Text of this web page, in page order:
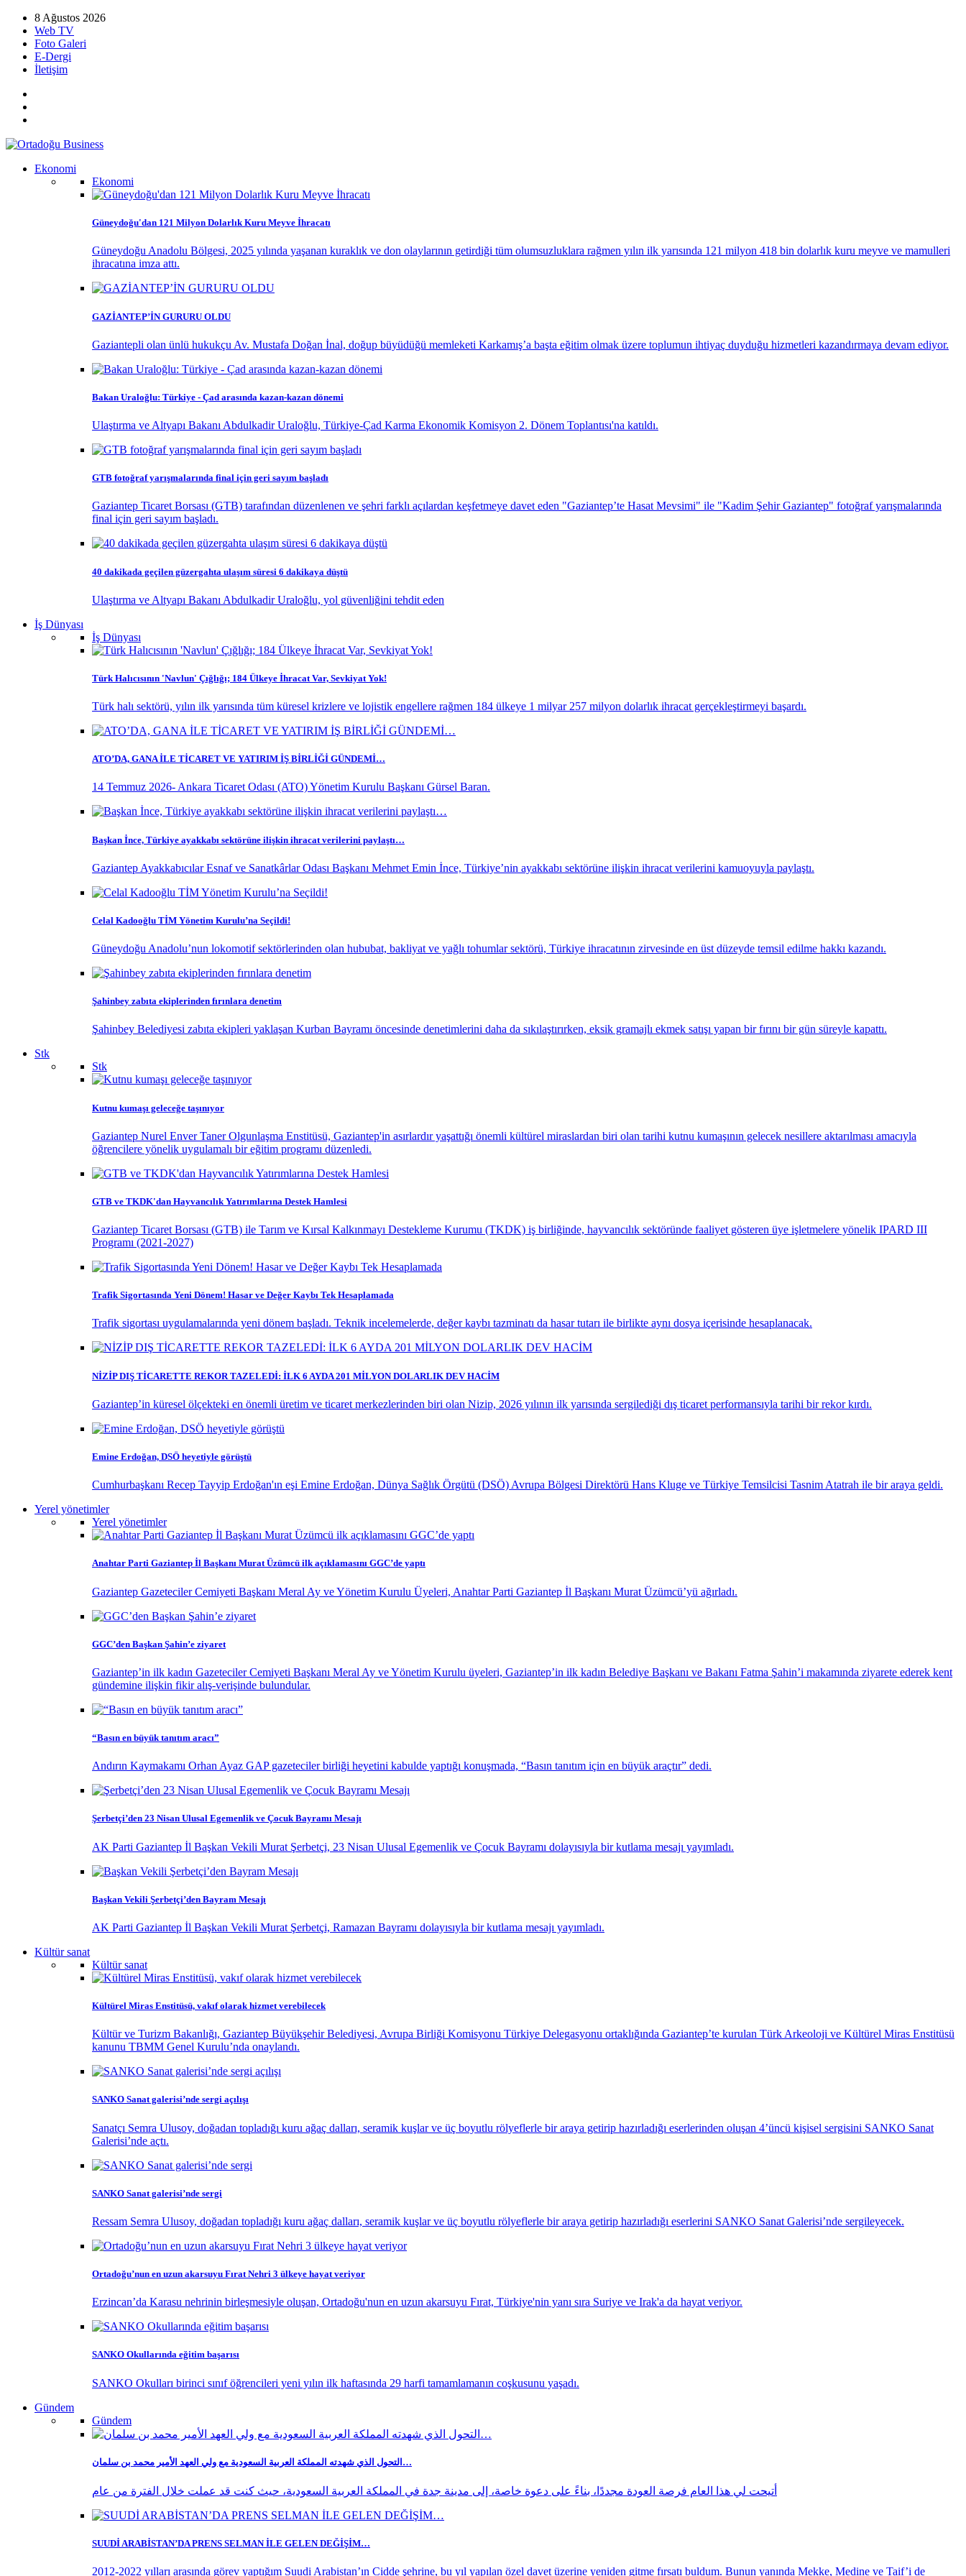
8 Ağustos 2026
Web TV
Foto Galeri
E-Dergi
İletişim
Ekonomi
Ekonomi
Güneydoğu'dan 121 Milyon Dolarlık Kuru Meyve İhracatı
Güneydoğu Anadolu Bölgesi, 2025 yılında yaşanan kuraklık ve don olaylarının getirdiği tüm olumsuzluklara rağmen yılın ilk yarısında 121 milyon 418 bin dolarlık kuru meyve ve mamulleri
ihracatına imza attı.
GAZİANTEP’İN GURURU OLDU
Gaziantepli olan ünlü hukukçu Av. Mustafa Doğan İnal, doğup büyüdüğü memleketi Karkamış’a başta eğitim olmak üzere toplumun ihtiyaç duyduğu hizmetleri kazandırmaya devam ediyor.
Bakan Uraloğlu: Türkiye - Çad arasında kazan-kazan dönemi
Ulaştırma ve Altyapı Bakanı Abdulkadir Uraloğlu, Türkiye-Çad Karma Ekonomik Komisyon 2. Dönem Toplantısı'na katıldı.
GTB fotoğraf yarışmalarında final için geri sayım başladı
Gaziantep Ticaret Borsası (GTB) tarafından düzenlenen ve şehri farklı açılardan keşfetmeye davet eden "Gaziantep’te Hasat Mevsimi" ile "Kadim Şehir Gaziantep" fotoğraf yarışmalarında
final için geri sayım başladı.
40 dakikada geçilen güzergahta ulaşım süresi 6 dakikaya düştü
Ulaştırma ve Altyapı Bakanı Abdulkadir Uraloğlu, yol güvenliğini tehdit eden
İş Dünyası
İş Dünyası
Türk Halıcısının 'Navlun' Çığlığı; 184 Ülkeye İhracat Var, Sevkiyat Yok!
Türk halı sektörü, yılın ilk yarısında tüm küresel krizlere ve lojistik engellere rağmen 184 ülkeye 1 milyar 257 milyon dolarlık ihracat gerçekleştirmeyi başardı.
ATO’DA, GANA İLE TİCARET VE YATIRIM İŞ BİRLİĞİ GÜNDEMİ…
14 Temmuz 2026- Ankara Ticaret Odası (ATO) Yönetim Kurulu Başkanı Gürsel Baran.
Başkan İnce, Türkiye ayakkabı sektörüne ilişkin ihracat verilerini paylaştı…
Gaziantep Ayakkabıcılar Esnaf ve Sanatkârlar Odası Başkanı Mehmet Emin İnce, Türkiye’nin ayakkabı sektörüne ilişkin ihracat verilerini kamuoyuyla paylaştı.
Celal Kadooğlu TİM Yönetim Kurulu’na Seçildi!
Güneydoğu Anadolu’nun lokomotif sektörlerinden olan hububat, bakliyat ve yağlı tohumlar sektörü, Türkiye ihracatının zirvesinde en üst düzeyde temsil edilme hakkı kazandı.
Şahinbey zabıta ekiplerinden fırınlara denetim
Şahinbey Belediyesi zabıta ekipleri yaklaşan Kurban Bayramı öncesinde denetimlerini daha da sıkılaştırırken, eksik gramajlı ekmek satışı yapan bir fırını bir gün süreyle kapattı.
Stk
Stk
Kutnu kumaşı geleceğe taşınıyor
Gaziantep Nurel Enver Taner Olgunlaşma Enstitüsü, Gaziantep'in asırlardır yaşattığı önemli kültürel miraslardan biri olan tarihi kutnu kumaşının gelecek nesillere aktarılması amacıyla
öğrencilere yönelik uygulamalı bir eğitim programı düzenledi.
GTB ve TKDK'dan Hayvancılık Yatırımlarına Destek Hamlesi
Gaziantep Ticaret Borsası (GTB) ile Tarım ve Kırsal Kalkınmayı Destekleme Kurumu (TKDK) iş birliğinde, hayvancılık sektöründe faaliyet gösteren üye işletmelere yönelik IPARD III
Programı (2021-2027)
Trafik Sigortasında Yeni Dönem! Hasar ve Değer Kaybı Tek Hesaplamada
Trafik sigortası uygulamalarında yeni dönem başladı. Teknik incelemelerde, değer kaybı tazminatı da hasar tutarı ile birlikte aynı dosya içerisinde hesaplanacak.
NİZİP DIŞ TİCARETTE REKOR TAZELEDİ: İLK 6 AYDA 201 MİLYON DOLARLIK DEV HACİM
Gaziantep’in küresel ölçekteki en önemli üretim ve ticaret merkezlerinden biri olan Nizip, 2026 yılının ilk yarısında sergilediği dış ticaret performansıyla tarihi bir rekor kırdı.
Emine Erdoğan, DSÖ heyetiyle görüştü
Cumhurbaşkanı Recep Tayyip Erdoğan'ın eşi Emine Erdoğan, Dünya Sağlık Örgütü (DSÖ) Avrupa Bölgesi Direktörü Hans Kluge ve Türkiye Temsilcisi Tasnim Atatrah ile bir araya geldi.
Yerel yönetimler
Yerel yönetimler
Anahtar Parti Gaziantep İl Başkanı Murat Üzümcü ilk açıklamasını GGC’de yaptı
Gaziantep Gazeteciler Cemiyeti Başkanı Meral Ay ve Yönetim Kurulu Üyeleri, Anahtar Parti Gaziantep İl Başkanı Murat Üzümcü’yü ağırladı.
GGC’den Başkan Şahin’e ziyaret
Gaziantep’in ilk kadın Gazeteciler Cemiyeti Başkanı Meral Ay ve Yönetim Kurulu üyeleri, Gaziantep’in ilk kadın Belediye Başkanı ve Bakanı Fatma Şahin’i makamında ziyarete ederek kent
gündemine ilişkin fikir alış-verişinde bulundular.
“Basın en büyük tanıtım aracı”
Andırın Kaymakamı Orhan Ayaz GAP gazeteciler birliği heyetini kabulde yaptığı konuşmada, “Basın tanıtım için en büyük araçtır” dedi.
Şerbetçi’den 23 Nisan Ulusal Egemenlik ve Çocuk Bayramı Mesajı
AK Parti Gaziantep İl Başkan Vekili Murat Şerbetçi, 23 Nisan Ulusal Egemenlik ve Çocuk Bayramı dolayısıyla bir kutlama mesajı yayımladı.
Başkan Vekili Şerbetçi’den Bayram Mesajı
AK Parti Gaziantep İl Başkan Vekili Murat Şerbetçi, Ramazan Bayramı dolayısıyla bir kutlama mesajı yayımladı.
Kültür sanat
Kültür sanat
Kültürel Miras Enstitüsü, vakıf olarak hizmet verebilecek
Kültür ve Turizm Bakanlığı, Gaziantep Büyükşehir Belediyesi, Avrupa Birliği Komisyonu Türkiye Delegasyonu ortaklığında Gaziantep’te kurulan Türk Arkeoloji ve Kültürel Miras Enstitüsü
kanunu TBMM Genel Kurulu’nda onaylandı.
SANKO Sanat galerisi’nde sergi açılışı
Sanatçı Semra Ulusoy, doğadan topladığı kuru ağaç dalları, seramik kuşlar ve üç boyutlu rölyeflerle bir araya getirip hazırladığı eserlerinden oluşan 4’üncü kişisel sergisini SANKO Sanat
Galerisi’nde açtı.
SANKO Sanat galerisi’nde sergi
Ressam Semra Ulusoy, doğadan topladığı kuru ağaç dalları, seramik kuşlar ve üç boyutlu rölyeflerle bir araya getirip hazırladığı eserlerini SANKO Sanat Galerisi’nde sergileyecek.
Ortadoğu’nun en uzun akarsuyu Fırat Nehri 3 ülkeye hayat veriyor
Erzincan’da Karasu nehrinin birleşmesiyle oluşan, Ortadoğu'nun en uzun akarsuyu Fırat, Türkiye'nin yanı sıra Suriye ve Irak'a da hayat veriyor.
SANKO Okullarında eğitim başarısı
SANKO Okulları birinci sınıf öğrencileri yeni yılın ilk haftasında 29 harfi tamamlamanın coşkusunu yaşadı.
Gündem
Gündem
التحول الذي شهدته المملكة العربية السعودية مع ولي العهد الأمير محمد بن سلمان…
أتيحت لي هذا العام فرصة العودة مجددًا، بناءً على دعوة خاصة، إلى مدينة جدة في المملكة العربية السعودية، حيث كنت قد عملت خلال الفترة من عام
SUUDİ ARABİSTAN’DA PRENS SELMAN İLE GELEN DEĞİŞİM…
2012-2022 yılları arasında görev yaptığım Suudi Arabistan’ın Cidde şehrine, bu yıl yapılan özel davet üzerine yeniden gitme fırsatı buldum. Bunun yanında Mekke, Medine ve Taif’i de